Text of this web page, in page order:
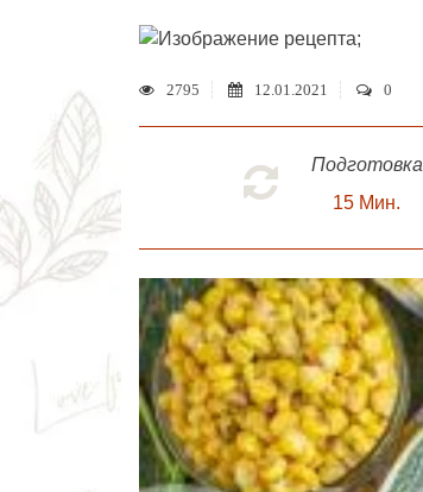
;
2795 12.01.2021 0
Подготовка
15 Мин.